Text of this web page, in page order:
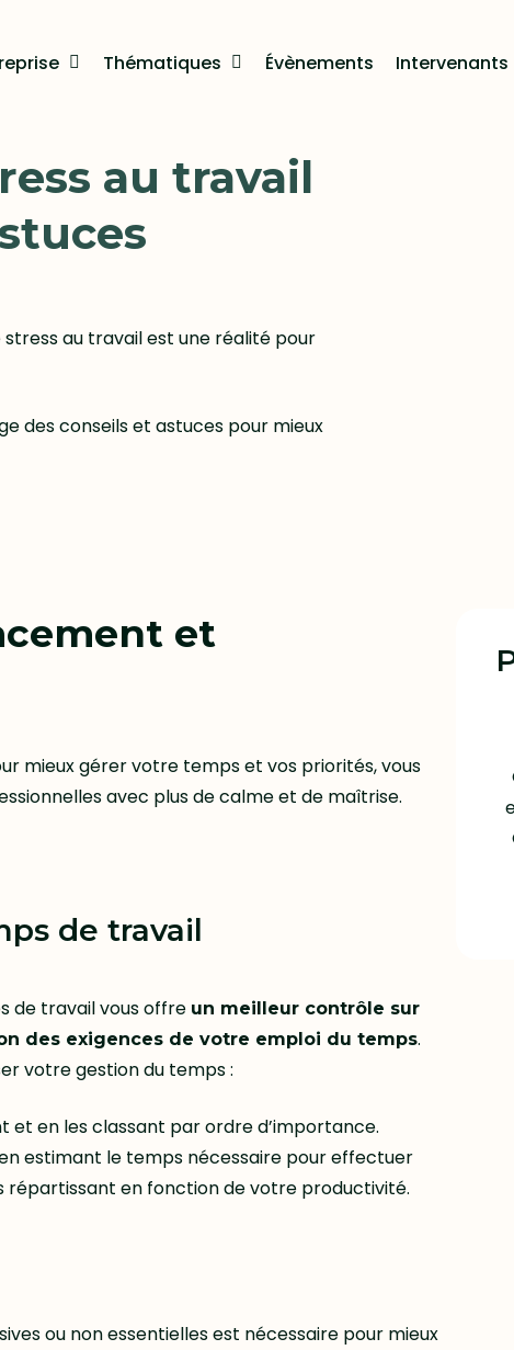
Thématiques Évènements Intervenants
au travail
stress au travail est une réalité pour
des conseils et astuces pour mieux
et
mieux gérer votre temps et vos priorités, vous
avec plus de calme et de maîtrise.
de travail
de travail vous offre un meilleur contrôle sur
des exigences de votre emploi du temps.
votre gestion du temps :
et en les classant par ordre d’importance.
estimant le temps nécessaire pour effectuer
répartissant en fonction de votre productivité.
ou non essentielles est nécessaire pour mieux